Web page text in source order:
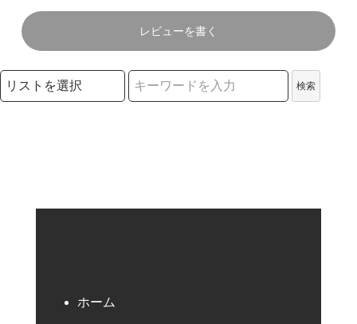
レビューを書く
検索リストの選択
検索
ホーム